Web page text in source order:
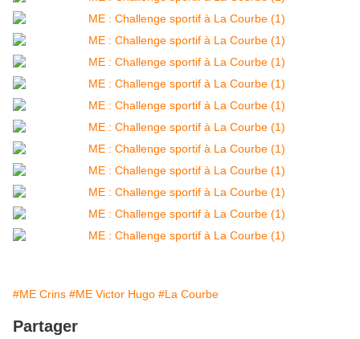
#ME Crins #ME Victor Hugo #La Courbe
Partager